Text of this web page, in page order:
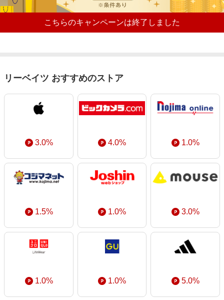
キッズ・ベビー用品
家電・PC・スマホ・カメラ
旅行・レジャー・ホテル予約
ビジネス・その他サービス
電子書籍特集
楽天ペイ導入ストア
わくわく夏特集
とことん買い物チャレンジ
Apple公式サイト×楽天カード分割払い
Samsung ボーナスキャンペーン
週末の高還元 夏の長期版
こちらのキャンペーンは終了しました
リーベイツ おすすめのストア
3.0% 4.0% 1.0%
1.5% 1.0% 3.0%
1.0% 1.0% 5.0%